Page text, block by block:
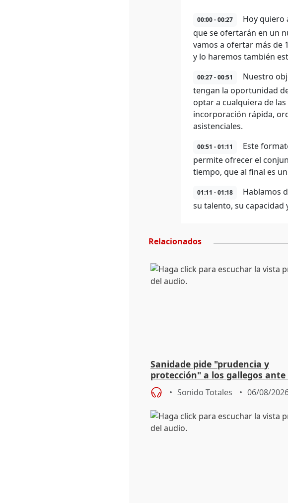
00:00 - 00:27
Hoy quiero
que se ofertarán en un
vamos a ofertar más de
y lo haremos también
00:27 - 00:51
Nuestro
tengan la oportunidad
optar a cualquiera de
incorporación rápida,
asistenciales.
00:51 - 01:11
Este
permite ofrecer el
tiempo, que al final es
01:11 - 01:18
Hablamos
su talento, su capacidad
Relacionados
Sanidade pide "prudencia y
protección" a los gallegos ante
eclipse del 12 de agosto
Sonido Totales 06/08/